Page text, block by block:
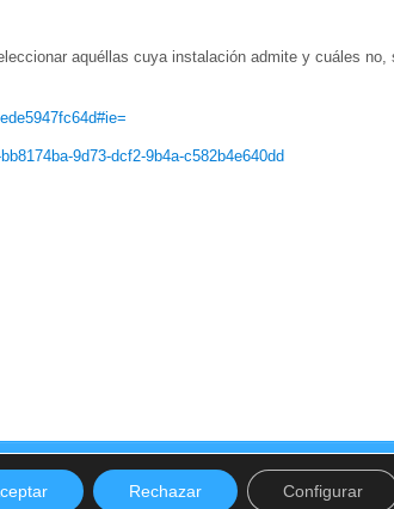
aquéllas cuya instalación admite y cuáles no,
9d73-dcf2-9b4a-c582b4e640dd
Servicios Recursos Formación
Rechazar Configurar